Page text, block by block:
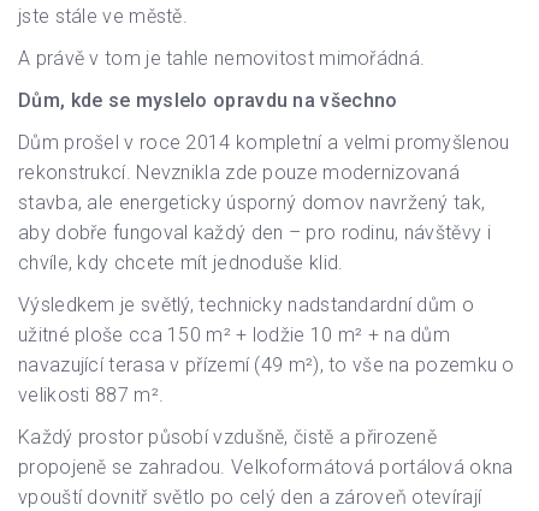
jste stále ve městě.
A právě v tom je tahle nemovitost mimořádná.
Dům, kde se myslelo opravdu na všechno
Dům prošel v roce 2014 kompletní a velmi promyšlenou
rekonstrukcí. Nevznikla zde pouze modernizovaná
stavba, ale energeticky úsporný domov navržený tak,
aby dobře fungoval každý den – pro rodinu, návštěvy i
chvíle, kdy chcete mít jednoduše klid.
Výsledkem je světlý, technicky nadstandardní dům o
užitné ploše cca 150 m² + lodžie 10 m² + na dům
navazující terasa v přízemí (49 m²), to vše na pozemku o
velikosti 887 m².
Každý prostor působí vzdušně, čistě a přirozeně
propojeně se zahradou. Velkoformátová portálová okna
vpouští dovnitř světlo po celý den a zároveň otevírají